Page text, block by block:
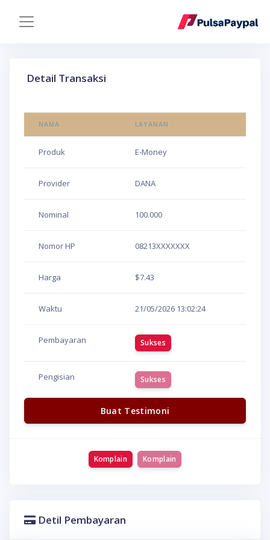
Detail Transaksi
NAMA LAYANAN
Produk E-Money
Provider DANA
Nominal 100.000
Nomor HP 08213XXXXXXX
Harga $7.43
Waktu 21/05/2026 13:02:24
Pembayaran Sukses
Pengisian Sukses
Buat Testimoni
Komplain Komplain
Detil Pembayaran